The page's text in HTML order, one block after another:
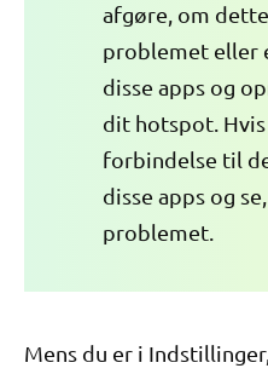
afgøre, om
problemet eller
disse apps og
dit hotspot.
forbindelse til
disse apps og
problemet.
Mens du er i